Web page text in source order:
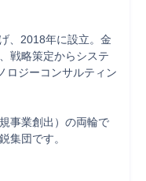
、2018年に設立。金
戦略策定からシステ
ロジーコンサルティン
事業創出）の両輪で
集団です。